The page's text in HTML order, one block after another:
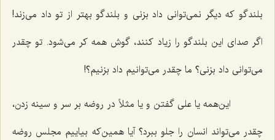
بلندگو که دیگر نمی‌توانی داد بزنی و بلندگو بهتر از تو داد می‌زند!
اگر صدای این بلندگو را زیاد کنند، گوش همه کر می‌شود. تو چقدر
می‌توانی داد بزنی؟ ما چقدر می‌توانیم داد بزنیم؟!
این‌همه یا علی گفتن و یا مثلاً در روضه بر سر و سینه زدن،
چقدر می‌تواند انسان را جلو ببرد؟ آیا همین‌که بیاییم مجلس روضه